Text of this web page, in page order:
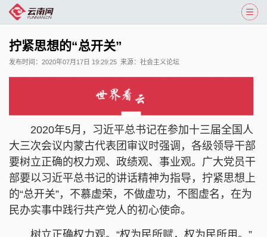
拧紧思想的“总开关”
发布时间： 2020年07月17日 19:29:25 来源： 社会主义论坛
2020年5月，习近平总书记在参加十三届全国人
大三次会议内蒙古代表团审议时强调，各级领导干部
要树立正确的权力观、政绩观、事业观。广大党员干
部要以习近平总书记的讲话精神为指导，拧紧思想上
的“总开关”，不慕虚荣，不做虚功，不图虚名，在为
民办实事中践行共产党人的初心使命。
树立正确权力观。“权为民所赋，权为民所用。”